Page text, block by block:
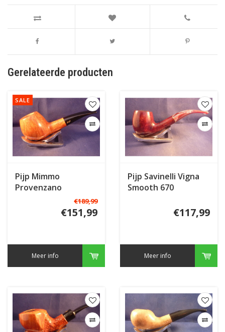
Gerelateerde producten
SALE
Pijp Mimmo
Provenzano
€189,99
€151,99
Meer info
Pijp Savinelli Vigna
Smooth 670
€117,99
Meer info